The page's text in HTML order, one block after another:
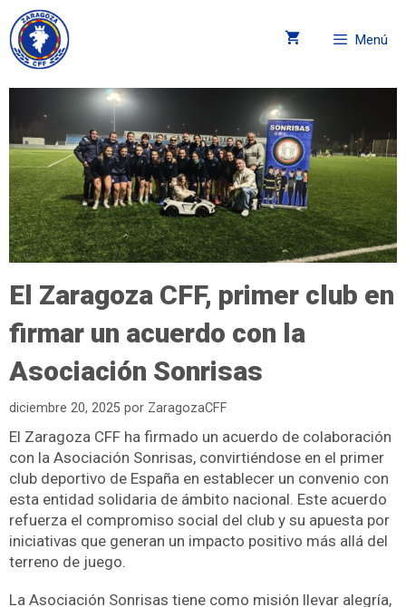
Menú
El Zaragoza CFF, primer club en
firmar un acuerdo con la
Asociación Sonrisas
diciembre 20, 2025 por ZaragozaCFF
El Zaragoza CFF ha firmado un acuerdo de colaboración
con la Asociación Sonrisas, convirtiéndose en el primer
club deportivo de España en establecer un convenio con
esta entidad solidaria de ámbito nacional. Este acuerdo
refuerza el compromiso social del club y su apuesta por
iniciativas que generan un impacto positivo más allá del
terreno de juego.
La Asociación Sonrisas tiene como misión llevar alegría,